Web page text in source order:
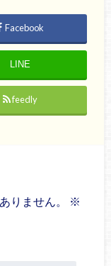
Facebook
LINE
feedly
りません。
※